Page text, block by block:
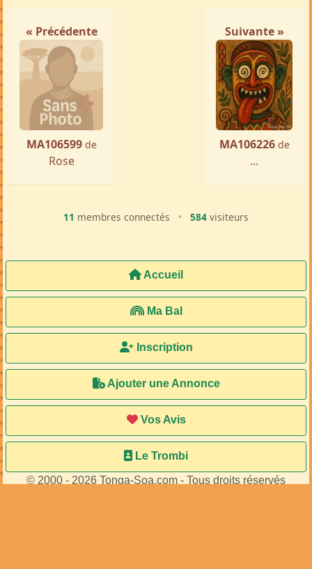
« Précédente
MA106599 de
Rose
Suivante »
MA106226 de
...
11 membres connectés • 584 visiteurs
Accueil
Ma Bal
Inscription
Ajouter une Annonce
Vos Avis
Le Trombi
© 2000 - 2026 Tonga-Soa.com - Tous droits réservés